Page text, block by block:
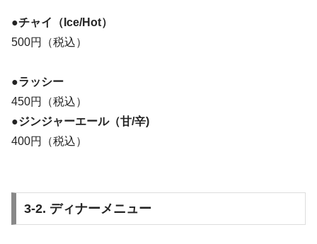
●チャイ（Ice/Hot）
500円（税込）
●ラッシー
450円（税込）
●ジンジャーエール（甘/辛)
400円（税込）
3-2. ディナーメニュー